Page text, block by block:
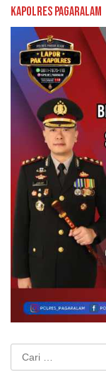
Kapolres Pagaralam
Cari
untuk: